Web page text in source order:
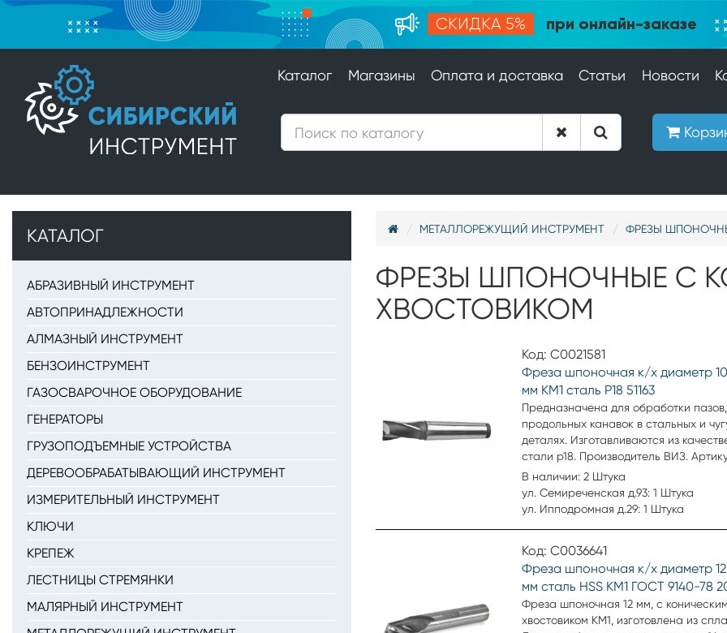
СКИДКА 5% при онлайн-заказе
Каталог Магазины Оплата и доставка Статьи Новости
КАТАЛОГ
АБРАЗИВНЫЙ ИНСТРУМЕНТ
АВТОПРИНАДЛЕЖНОСТИ
АЛМАЗНЫЙ ИНСТРУМЕНТ
БЕНЗОИНСТРУМЕНТ
ГАЗОСВАРОЧНОЕ ОБОРУДОВАНИЕ
ГЕНЕРАТОРЫ
ГРУЗОПОДЪЕМНЫЕ УСТРОЙСТВА
ДЕРЕВООБРАБАТЫВАЮЩИЙ ИНСТРУМЕНТ
ИЗМЕРИТЕЛЬНЫЙ ИНСТРУМЕНТ
КЛЮЧИ
КРЕПЕЖ
ЛЕСТНИЦЫ СТРЕМЯНКИ
МАЛЯРНЫЙ ИНСТРУМЕНТ
МЕТАЛЛОРЕЖУЩИЙ ИНСТРУМЕНТ ФРЕЗЫ
ФРЕЗЫ ШПОНОЧНЫЕ С
ХВОСТОВИКОМ
Код: С0021581
Фреза шпоночная к/х диаметр
мм КМ1 сталь Р18 51163
Предназначена для обработки пазов,
продольных канавок в стальных и
деталях. Изготавливаются из
стали р18. Производитель ВИЗ.
В наличии: 2 Штука
ул. Семиреченская д.93: 1 Штука
ул. Ипподромная д.29: 1 Штука
Код: С0036641
Фреза шпоночная к/х диаметр
мм сталь HSS КМ1 ГОСТ 9140-78
Фреза шпоночная 12 мм, с коническим
хвостовиком КМ1, изготовлена из